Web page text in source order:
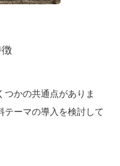
つかの共通点がありま
テーマの導入を検討して